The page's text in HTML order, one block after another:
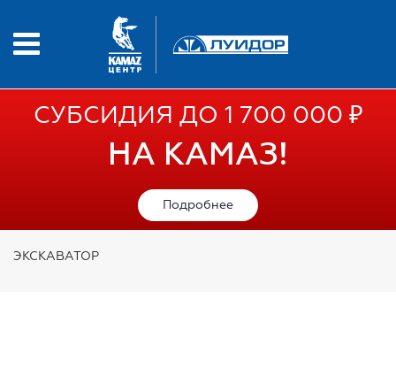
СУБСИДИЯ ДО 1 700 000 ₽
НА КАМАЗ!
Подробнее
ЭКСКАВАТОР